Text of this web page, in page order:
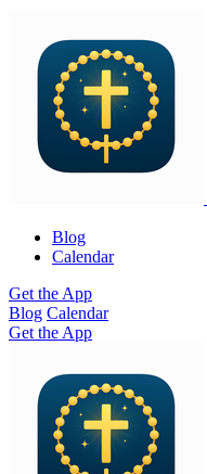
Blog
Calendar
Get the App
Blog Calendar
Get the App